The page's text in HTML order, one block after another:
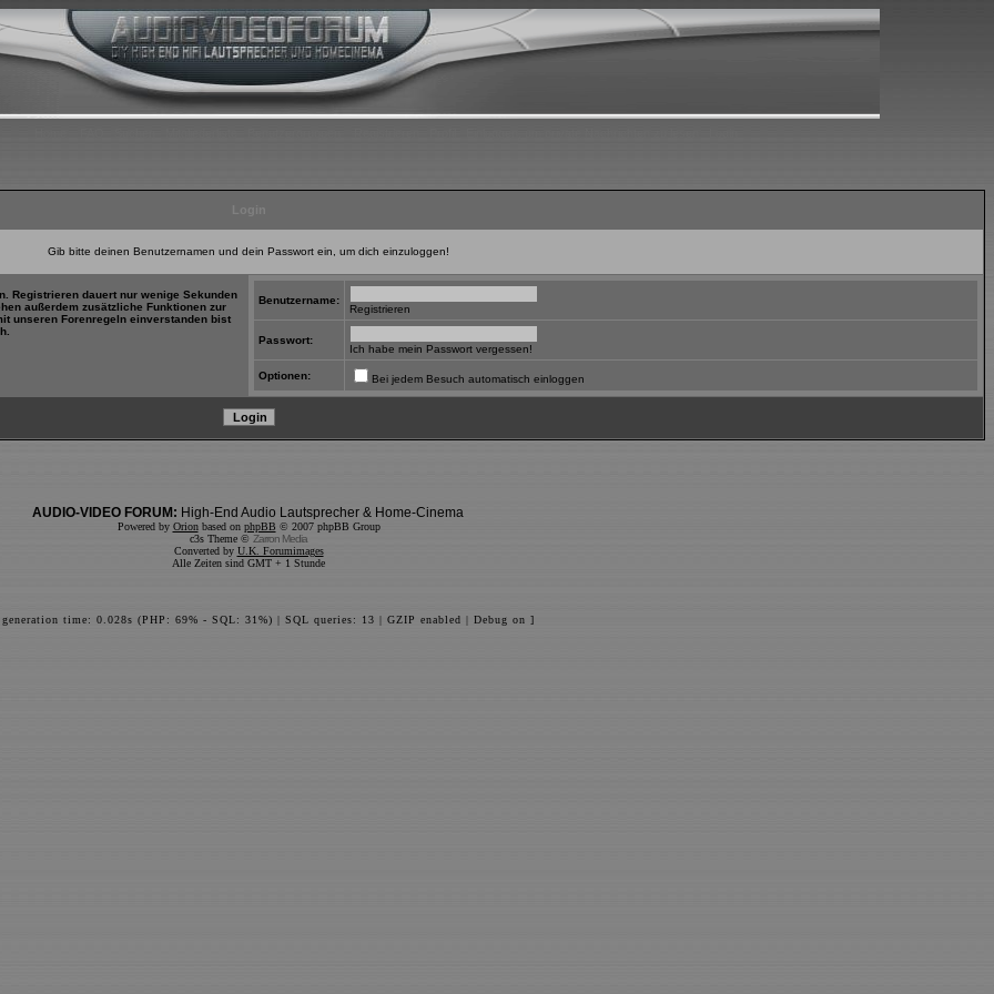
Gib bitte deinen Benutzernamen und dein Passwort ein, um dich einzuloggen!
Registrieren dauert nur wenige Sekunden
außerdem zusätzliche Funktionen zur
unseren Forenregeln einverstanden bist
Benutzername:
Registrieren
Passwort:
Ich habe mein Passwort vergessen!
Optionen: Bei jedem Besuch automatisch einloggen
AUDIO-VIDEO FORUM: High-End Audio Lautsprecher & Home-Cinema
Powered by Orionbased on phpBB © 2007 phpBB Group
c3s Theme © Zarron Media
Converted by U.K. Forumimages
Alle Zeiten sind GMT + 1 Stunde
generation time: 0.028s (PHP: 69% - SQL: 31%) | SQL queries: 13 | GZIP enabled | Debug on ]